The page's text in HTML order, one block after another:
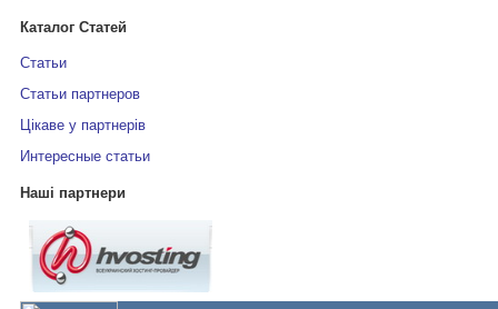
Каталог Статей
Статьи
Статьи партнеров
Цікаве у партнерів
Интересные статьи
Наші партнери